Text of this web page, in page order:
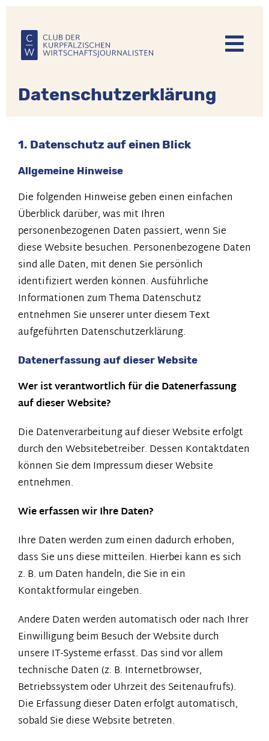
zum
Inhalt
Datenschutzerklärung
1. Datenschutz auf einen Blick
Allgemeine Hinweise
Die folgenden Hinweise geben einen einfachen
Überblick darüber, was mit Ihren
personenbezogenen Daten passiert, wenn Sie
diese Website besuchen. Personenbezogene Daten
sind alle Daten, mit denen Sie persönlich
identifiziert werden können. Ausführliche
Informationen zum Thema Datenschutz
entnehmen Sie unserer unter diesem Text
aufgeführten Datenschutzerklärung.
Datenerfassung auf dieser Website
Wer ist verantwortlich für die Datenerfassung
auf dieser Website?
Die Datenverarbeitung auf dieser Website erfolgt
durch den Websitebetreiber. Dessen Kontaktdaten
können Sie dem Impressum dieser Website
entnehmen.
Wie erfassen wir Ihre Daten?
Ihre Daten werden zum einen dadurch erhoben,
dass Sie uns diese mitteilen. Hierbei kann es sich
z. B. um Daten handeln, die Sie in ein
Kontaktformular eingeben.
Andere Daten werden automatisch oder nach Ihrer
Einwilligung beim Besuch der Website durch
unsere IT-Systeme erfasst. Das sind vor allem
technische Daten (z. B. Internetbrowser,
Betriebssystem oder Uhrzeit des Seitenaufrufs).
Die Erfassung dieser Daten erfolgt automatisch,
sobald Sie diese Website betreten.